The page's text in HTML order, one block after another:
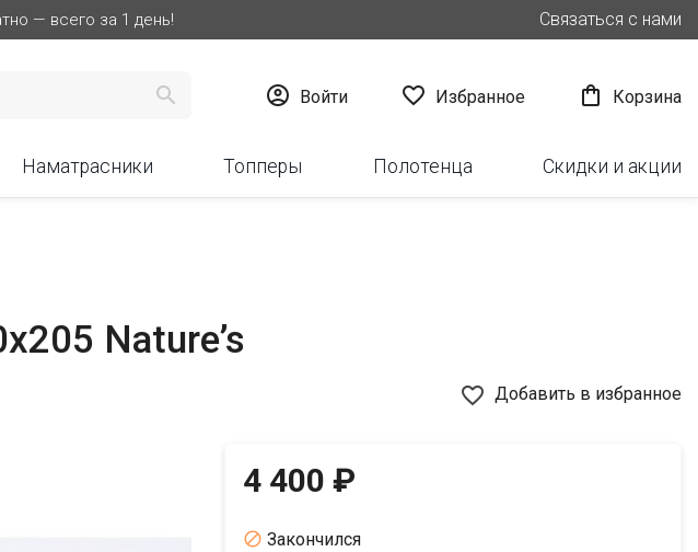
— всего за 1 день! Связаться с нами
  Войти  Избранное  Корзина
Наматрасники Топперы Полотенца Скидки и акции
Nature’s
favorite_border Добавить в избранное
4 400 ₽
 Закончился